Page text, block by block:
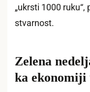
„ukrsti 1000
stvarnost.
Zelena
ka ekonomiji